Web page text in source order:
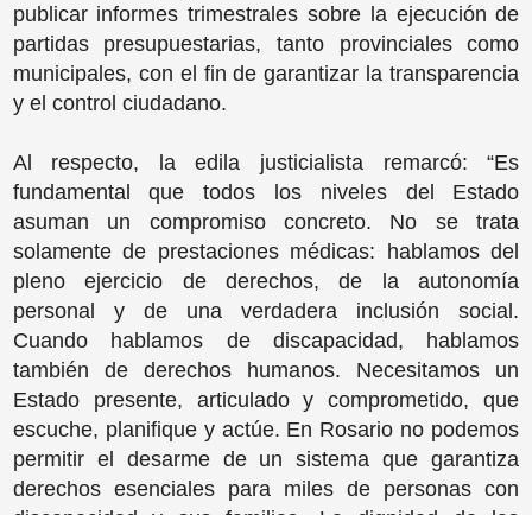
publicar informes trimestrales sobre la ejecución de
partidas presupuestarias, tanto provinciales como
municipales, con el fin de garantizar la transparencia
y el control ciudadano.
Al respecto, la edila justicialista remarcó: “Es
fundamental que todos los niveles del Estado
asuman un compromiso concreto. No se trata
solamente de prestaciones médicas: hablamos del
pleno ejercicio de derechos, de la autonomía
personal y de una verdadera inclusión social.
Cuando hablamos de discapacidad, hablamos
también de derechos humanos. Necesitamos un
Estado presente, articulado y comprometido, que
escuche, planifique y actúe. En Rosario no podemos
permitir el desarme de un sistema que garantiza
derechos esenciales para miles de personas con